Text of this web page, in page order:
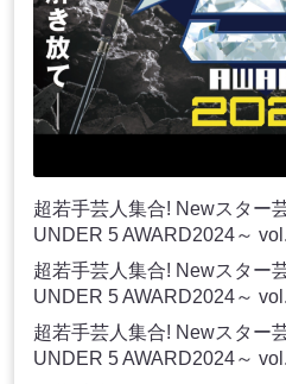
超若手芸人集合! Newスター
UNDER 5 AWARD2024～
超若手芸人集合! Newスター
UNDER 5 AWARD2024～
超若手芸人集合! Newスター
UNDER 5 AWARD2024～